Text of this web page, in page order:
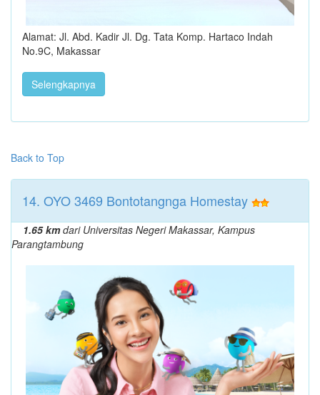
Alamat: Jl. Abd. Kadir Jl. Dg. Tata Komp. Hartaco Indah
No.9C, Makassar
Selengkapnya
Back to Top
14. OYO 3469 Bontotangnga Homestay
1.65 kmdari Universitas Negeri Makassar, Kampus
Parangtambung